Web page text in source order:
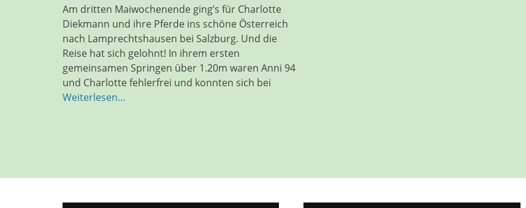
Am dritten Maiwochenende ging’s für Charlotte
Diekmann und ihre Pferde ins schöne Österreich
nach Lamprechtshausen bei Salzburg. Und die
Reise hat sich gelohnt! In ihrem ersten
gemeinsamen Springen über 1.20m waren Anni 94
und Charlotte fehlerfrei und konnten sich bei
Weiterlesen…